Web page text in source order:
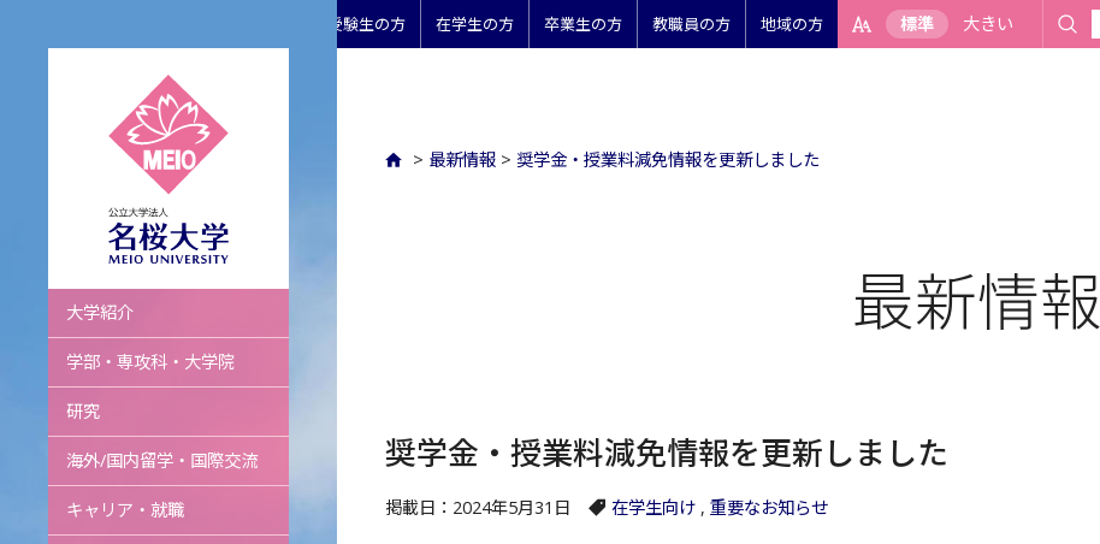
受験生の方 在学生の方 卒業生の方 教職員の方 地域の方 標準 大きい
名桜大学
大学紹介
学部・専攻科・大学院
研究
海外/国内留学・国際交流
キャリア・就職
> 最新情報 > 奨学金・授業料減免情報を更新しました
最新情報
奨学金・授業料減免情報を更新しました
掲載日：2024年5月31日 在学生向け , 重要なお知らせ